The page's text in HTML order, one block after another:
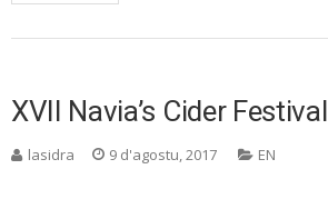
XVII Navia’s Cider Festival
lasidra 9 d'agostu, 2017 EN